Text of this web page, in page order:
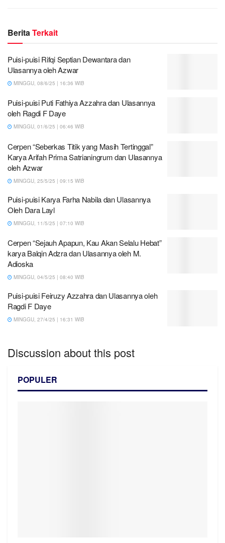
BeritaTerkait
Puisi-puisi Rifqi Septian Dewantara dan
Ulasannya oleh Azwar
MINGGU, 08/6/25 | 16:36 WIB
Puisi-puisi Puti Fathiya Azzahra dan Ulasannya
oleh Ragdi F Daye
MINGGU, 01/6/25 | 06:46 WIB
Cerpen “Seberkas Titik yang Masih Tertinggal”
Karya Arifah Prima Satrianingrum dan Ulasannya
oleh Azwar
MINGGU, 25/5/25 | 09:15 WIB
Puisi-puisi Karya Farha Nabila dan Ulasannya
Oleh Dara Layl
MINGGU, 11/5/25 | 07:10 WIB
Cerpen “Sejauh Apapun, Kau Akan Selalu Hebat”
karya Balqin Adzra dan Ulasannya oleh M.
Adioska
MINGGU, 04/5/25 | 08:40 WIB
Puisi-puisi Feiruzy Azzahra dan Ulasannya oleh
Ragdi F Daye
MINGGU, 27/4/25 | 16:31 WIB
Discussion about this post
POPULER